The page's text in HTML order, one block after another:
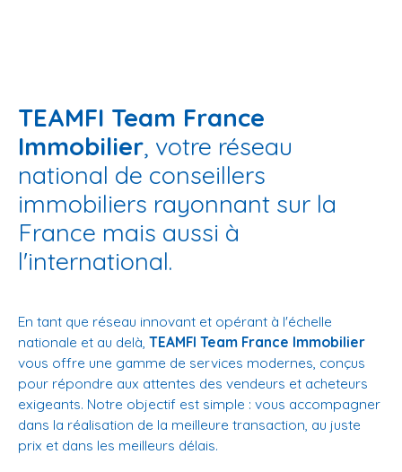
TEAMFI Team France
Immobilier, votre réseau
national de conseillers
immobiliers rayonnant sur la
France mais aussi à
l'international.
En tant que réseau innovant et opérant à l'échelle
nationale et au delà, TEAMFI Team France Immobilier
vous offre une gamme de services modernes, conçus
pour répondre aux attentes des vendeurs et acheteurs
exigeants. Notre objectif est simple : vous accompagner
dans la réalisation de la meilleure transaction, au juste
prix et dans les meilleurs délais.